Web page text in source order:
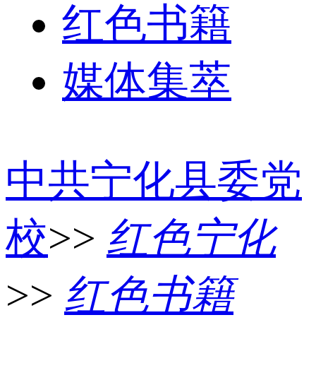
红色书籍
媒体集萃
中共宁化县委党
校>> 红色宁化
>> 红色书籍